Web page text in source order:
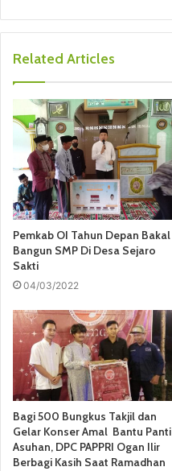
Related Articles
Pemkab OI Tahun Depan Bakal
Bangun SMP Di Desa Sejaro
Sakti
04/03/2022
Bagi 500 Bungkus Takjil dan
Gelar Konser Amal Bantu Panti
Asuhan, DPC PAPPRI Ogan Ilir
Berbagi Kasih Saat Ramadhan